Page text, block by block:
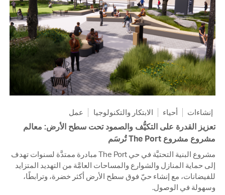
إنشاءات أحياء الابتكار والتكنولوجيا عمل
تعزيز القدرة على التكيُّف والصمود تحت سطح الأرض: معالم
مشروع مشروع The Port تُرسَم
مشروع البنية التحتيَّة في حي The Port مبادرة ممتدَّة لسنوات تهدف
إلى حماية المنازل والشوارع والمساحات العامَّة من التهديد المتزايد
للفيضانات، مع إنشاء حيّ فوق سطح الأرض أكثر خضرة، وترابطًا،
وسهولة في الوصول.